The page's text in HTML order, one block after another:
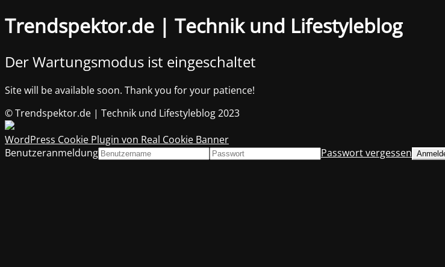
Trendspektor.de | Technik und Lifestyleblog
Der Wartungsmodus ist eingeschaltet
Site will be available soon. Thank you for your patience!
© Trendspektor.de | Technik und Lifestyleblog 2023
WordPress Cookie Plugin von Real Cookie Banner
Benutzeranmeldung
Passwort vergessen